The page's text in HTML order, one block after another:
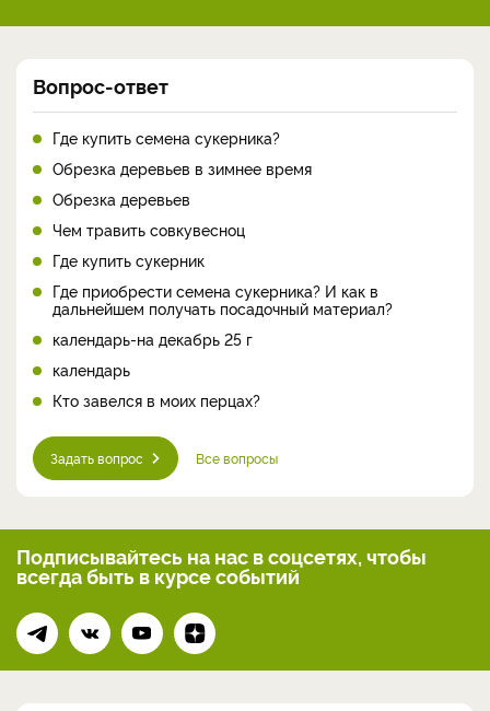
Вопрос-ответ
Где купить семена сукерника?
Обрезка деревьев в зимнее время
Обрезка деревьев
Чем травить совкувесноц
Где купить сукерник
Где приобрести семена сукерника? И как в
дальнейшем получать посадочный материал?
календарь-на декабрь 25 г
календарь
Кто завелся в моих перцах?
Задать вопрос Все вопросы
Подписывайтесь на нас в соцсетях, чтобы
всегдабыть в курсе событий